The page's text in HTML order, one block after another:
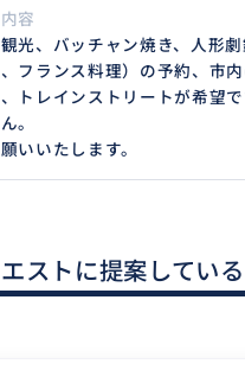
容
光、バッチャン焼き、人形
フランス料理）の予約、市
トレインストリートが希望
。
いいたします。
ストに提案してい